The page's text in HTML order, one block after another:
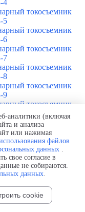
4
токосъемник
5
токосъемник
6
токосъемник
7
токосъемник
8
токосъемник
9
токосъемник
10
токосъемник
токосъемник
12
▼
для
U12
соединение U12
U12
▼
аналитики (включая
и анализа
или нажимая
файлов
данных .
свое согласие в
не собираются.
данных.
cookie